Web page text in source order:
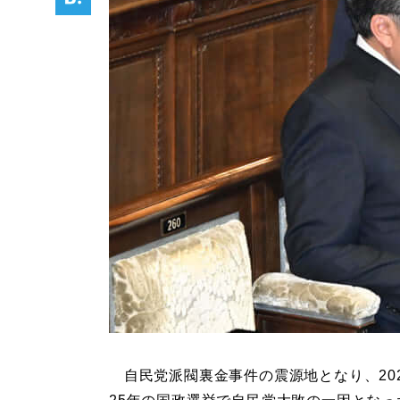
自民党派閥裏金事件の震源地となり、